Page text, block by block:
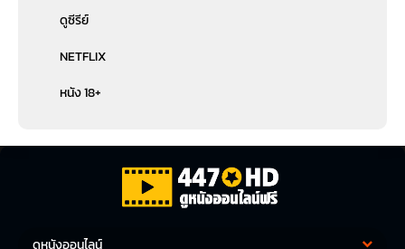
ดูซีรีย์
NETFLIX
หนัง 18+
ดูหนังออนไลน์